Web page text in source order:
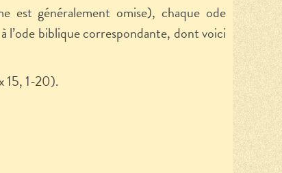
est généralement omise), chaque ode
l’ode biblique correspondante, dont voici
15, 1-20).